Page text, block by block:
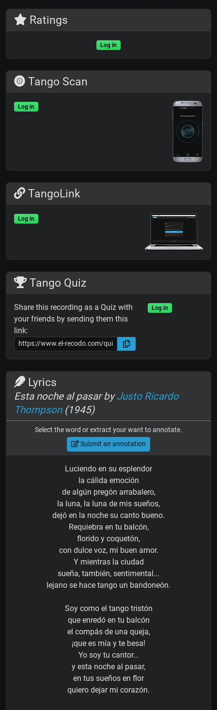
Ratings
Log in
Tango Scan
Log in
TangoLink
Log in
Tango Quiz
Share this recording as a Quiz with
your friends by sending them this
link:
Log in
Lyrics
Esta noche al pasar byJusto Ricardo
Thompson(1945)
Select the word or extract your want to annotate.
Submit an annotation
Luciendo en su esplendor
la cálida emoción
de algún pregón arrabalero,
la luna, la luna de mis sueños,
dejó en la noche su canto bueno.
Requiebra en tu balcón,
florido y coquetón,
con dulce voz, mi buen amor.
Y mientras la ciudad
sueña, también, sentimental...
lejano se hace tango un bandoneón.
Soy como el tango tristón
que enredó en tu balcón
el compás de una queja,
¡que es mía y te besa!
Yo soy tu cantor...
y esta noche al pasar,
en tus sueños en flor
quiero dejar mi corazón.